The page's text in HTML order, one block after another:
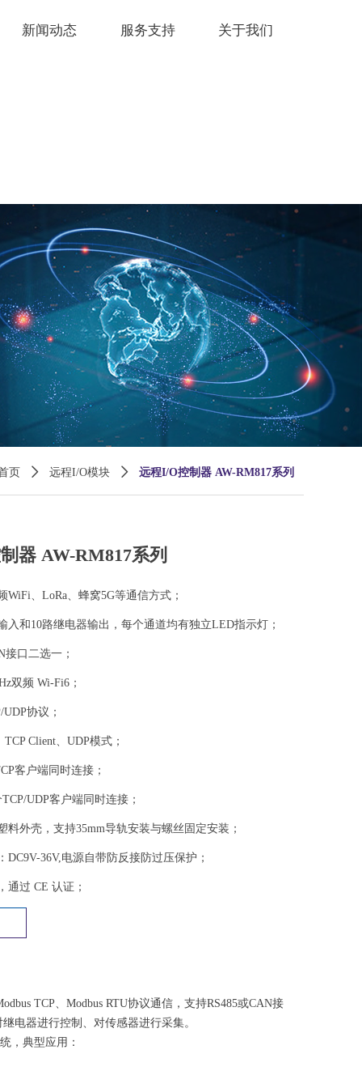
新闻动态 服务支持 关于我们
页 ꄲ 远程I/O模块 ꄲ 远程I/O控制器 AW-RM817系列
TCP、Modbus RTU协议通信，支持RS485或CAN接
电器进行控制、对传感器进行采集。
，典型应用：
器 AW-RM817系列
WiFi、LoRa、蜂窝5G等通信方式；
入和10路继电器输出，每个通道均有独立LED指示灯；
接口二选一；
双频 Wi-Fi6；
协议；
TCP Client、UDP模式；
客户端同时连接；
UDP客户端同时连接；
料外壳，支持35mm导轨安装与螺丝固定安装；
DC9V-36V,电源自带防反接防过压保护；
通过 CE 认证；